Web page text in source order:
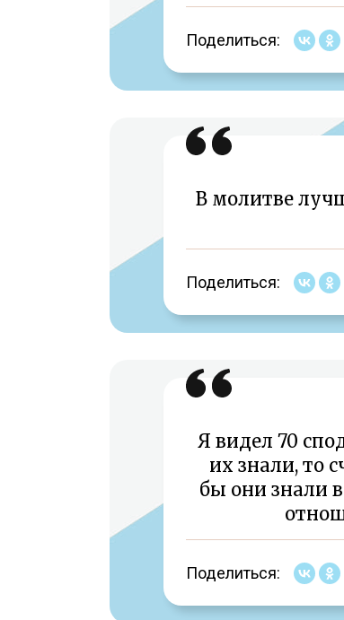
Поделиться:
В молитве
Поделиться:
Я видел 70
их знали, то
бы они знали
Поделиться: